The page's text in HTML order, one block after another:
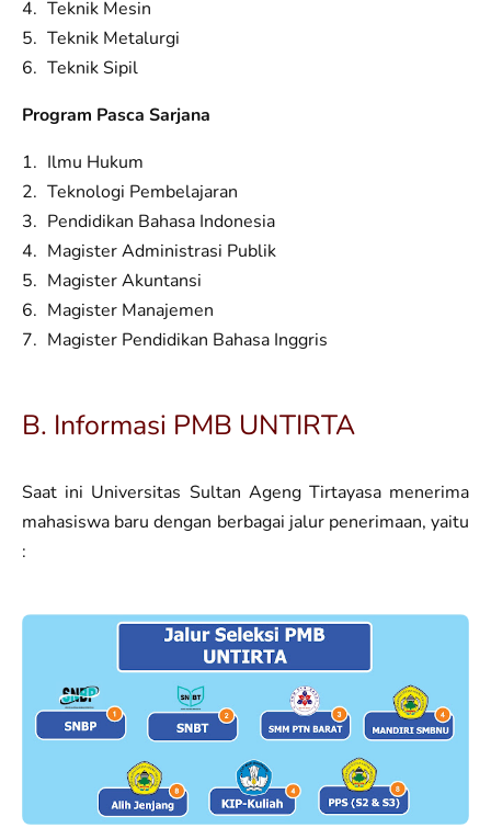
Teknik Mesin
Teknik Metalurgi
Teknik Sipil
Program Pasca Sarjana
Ilmu Hukum
Teknologi Pembelajaran
Pendidikan Bahasa Indonesia
Magister Administrasi Publik
Magister Akuntansi
Magister Manajemen
Magister Pendidikan Bahasa Inggris
B. Informasi PMB UNTIRTA
Saat ini Universitas Sultan Ageng Tirtayasa menerima
mahasiswa baru dengan berbagai jalur penerimaan, yaitu
: